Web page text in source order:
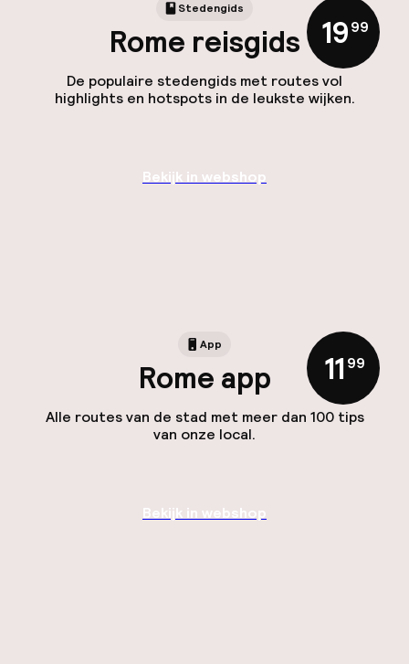
Stedengids
Rome reisgids
De populaire stedengids met routes vol
highlights en hotspots in de leukste wijken.
19,99
Bekijk in webshop
App
Rome app
Alle routes van de stad met meer dan 100 tips
van onze local.
11 ,99
Bekijk in webshop